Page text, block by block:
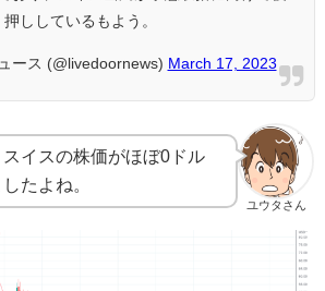
押ししているもよう。
ース (@livedoornews) March 17, 2023
ユウタさん
イスの株価がほぼ0ドル
たよね。